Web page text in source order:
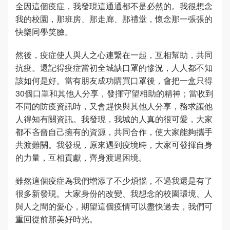
全因這個疫症，我發現這通通都不是必然的。我很想念
我的校園，那班房、那走廊、那禮堂，懷念那一張張的
快樂同學笑臉。
然後，疫症使人與人之心連繋在一起，互相幫助，共同
抗疫。還記得疫症當初全城缺口罩的慘況，人人都不知
該如何是好。當有朋友成功購買口罩後，會把一盒只得
30個口罩和其他人分享，發揮守望相助的精神；當收到
不同的防疫資訊時，又會趕快與其他人分享，務求讓他
人得知有關資訊。我發現，我城的人真的很可愛，大家
都不吝嗇自己擁有的資源，共同合作，使大家能夠攜手
共渡難關。我發現，原來遇到疫境時，大家可發揮自身
的力量，互相貢獻，齊身渡過困境。
雖然這個疫症為我們增添了不少煩惱，不過我還是有了
很多新發現。大家身份的改變、我想念的校園環境、人
與人之間的愛心，期望這個疫情可以盡快過去，我們可
重回從前那美好時光。